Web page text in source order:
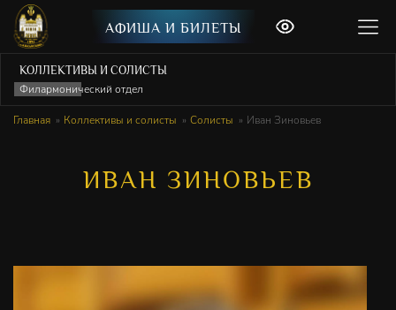
АФИША И БИЛЕТЫ
КОЛЛЕКТИВЫ И СОЛИСТЫ
Филармонический отдел
Главная Коллективы и солисты Солисты Иван Зиновьев
ИВАН ЗИНОВЬЕВ